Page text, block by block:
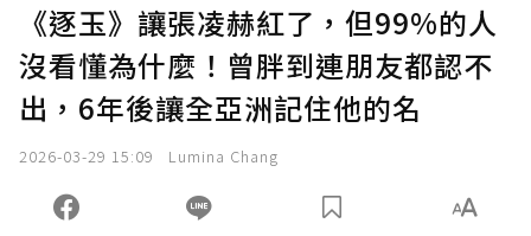
《逐玉》讓張凌赫紅了，但99%的人
沒看懂為什麼！曾胖到連朋友都認不
出，6年後讓全亞洲記住他的名
2026-03-29 15:09 Lumina Chang